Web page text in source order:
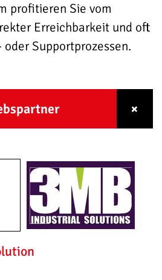
profitieren Sie vom
Erreichbarkeit und oft
Supportprozessen.